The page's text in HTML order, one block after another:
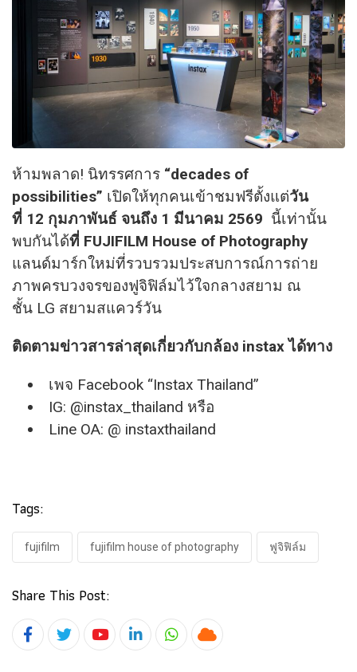
ห้ามพลาด! นิทรรศการ “decades of
possibilities” เปิดให้ทุกคนเข้าชมฟรีตั้งแต่วัน
ที่ 12 กุมภาพันธ์ จนถึง 1 มีนาคม 2569 นี้เท่านั้น
พบกันได้ที่ FUJIFILM House of Photography
แลนด์มาร์กใหม่ที่รวบรวมประสบการณ์การถ่าย
ภาพครบวงจรของฟูจิฟิล์มไว้ใจกลางสยาม ณ
ชั้น LG สยามสแควร์วัน
ติดตามข่าวสารล่าสุดเกี่ยวกับกล้อง instax ได้ทาง
เพจ Facebook “Instax Thailand”
IG: @instax_thailand หรือ
Line OA: @ instaxthailand
Tags:
fujifilm fujifilm house of photography ฟูจิฟิล์ม
Share This Post:
YoutubeLinkedInWhatsapp
Cloud